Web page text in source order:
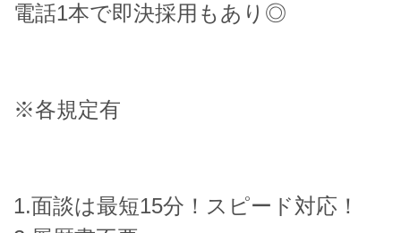
電話1本で即決採用もあり◎
※各規定有
1.面談は最短15分！スピード対応！